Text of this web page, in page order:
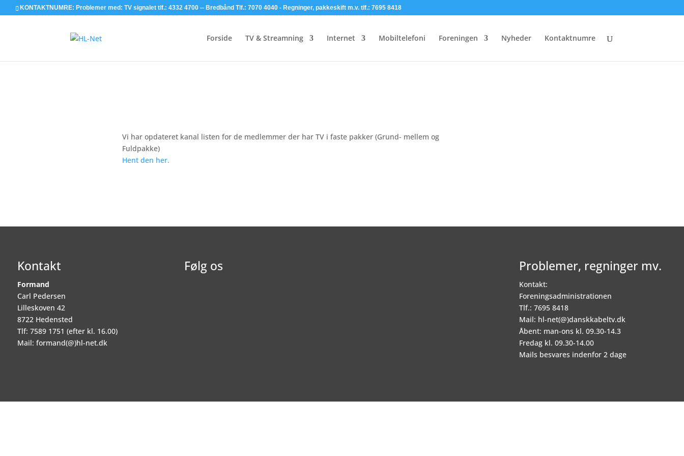
KONTAKTNUMRE: Problemer med: TV signalet tlf.: 4332 4700 -- Bredbånd Tlf.: 7070 4040 - Regninger, pakkeskift m.v. tlf.: 7695 8418
Forside TV & Streamning Internet Mobiltelefoni Foreningen Nyheder Kontaktnumre
Vi har opdateret kanal listen for de medlemmer der har TV i faste pakker (Grund- mellem og
Fuldpakke)
Hent den her.
Kontakt
Formand
Carl Pedersen
Lilleskoven 42
8722 Hedensted
Tlf: 7589 1751 (efter kl. 16.00)
Mail: formand(@)hl-net.dk
Følg os Problemer, regninger mv.
Kontakt:
Foreningsadministrationen
Tlf.: 7695 8418
Mail: hl-net(@)danskkabeltv.dk
Åbent: man-ons kl. 09.30-14.3
Fredag kl. 09.30-14.00
Mails besvares indenfor 2 dage